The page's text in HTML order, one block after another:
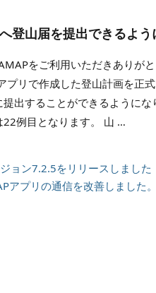
登山届を提出できるよ
をご利用いただきありがと
プリで作成した登山計画を正式
提出することができるようにな
22例目となります。 山 …
ョン7.2.5をリリースしました
アプリの通信を改善しました。